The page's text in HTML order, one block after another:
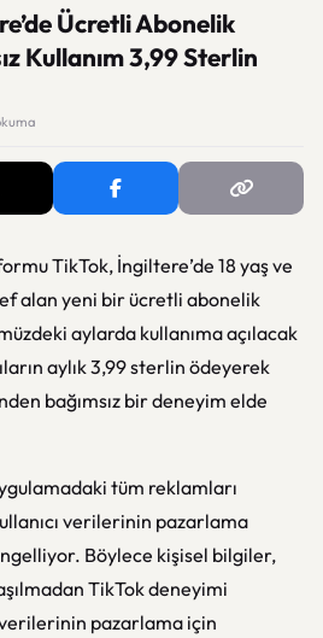
Ücretli Abonelik
Kullanım 3,99 Sterlin
TikTok, İngiltere’de 18 yaş ve
alan yeni bir ücretli abonelik
aylarda kullanıma açılacak
aylık 3,99 sterlin ödeyerek
bağımsız bir deneyim elde
tüm reklamları
verilerinin pazarlama
Böylece kişisel bilgiler,
TikTok deneyimi
pazarlama için